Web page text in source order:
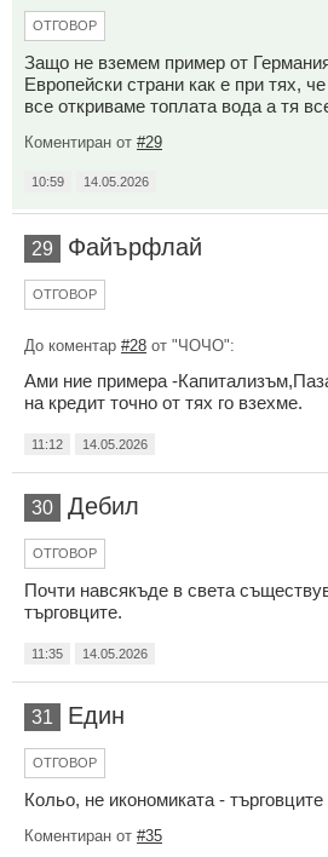
ОТГОВОР
Защо не вземем пример от
Европейски страни как е при тях,
все откриваме топлата вода а тя
Коментиран от #29
10:59 14.05.2026
29 Файърфлай
ОТГОВОР
До коментар #28 от "ЧОЧО":
Ами ние примера -
на кредит точно от тях го взехме.
11:12 14.05.2026
30 Дебил
ОТГОВОР
Почти навсякъде в света
търговците.
11:35 14.05.2026
31 Eдин
ОТГОВОР
Кольо, не икономиката -
Коментиран от #35